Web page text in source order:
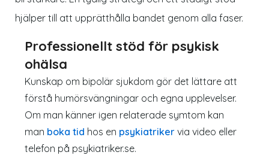
hjälper till att upprätthålla bandet genom alla faser.
Professionellt stöd för psykisk
ohälsa
Kunskap om bipolär sjukdom gör det lättare att
förstå humörsvängningar och egna upplevelser.
Om man känner igen relaterade symtom kan
man boka tid hos en psykiatriker via video eller
telefon på psykiatriker.se.